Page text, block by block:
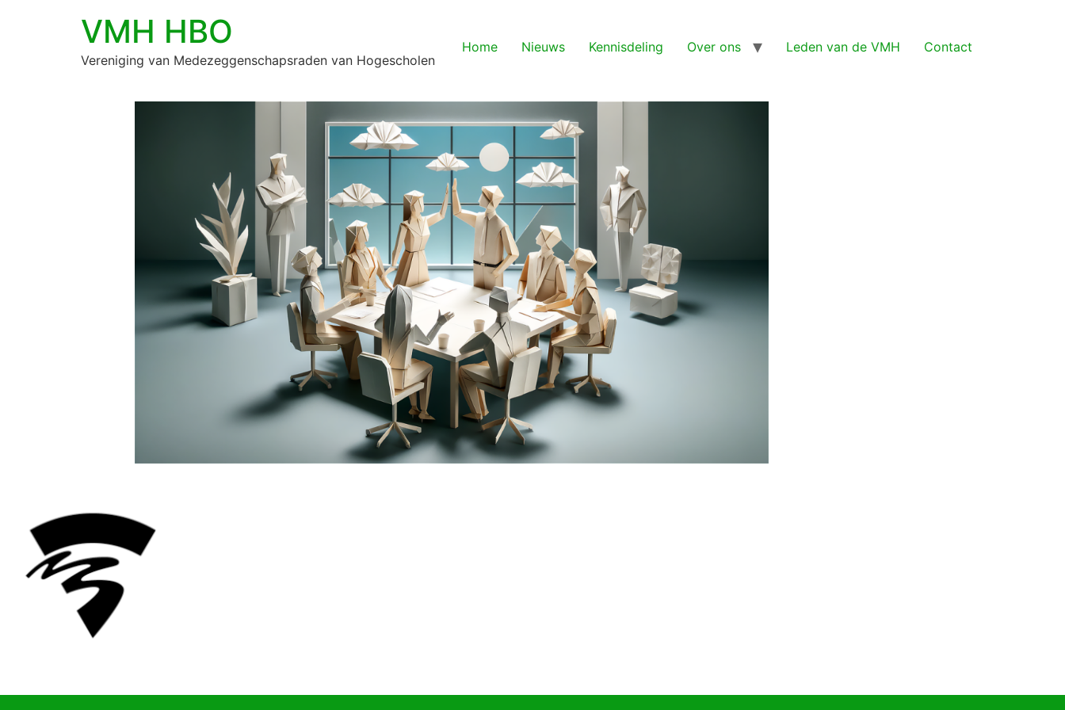
VMH HBO
Vereniging van Medezeggenschapsraden van Hogescholen
Home Nieuws Kennisdeling Over ons Leden van de VMH Contact